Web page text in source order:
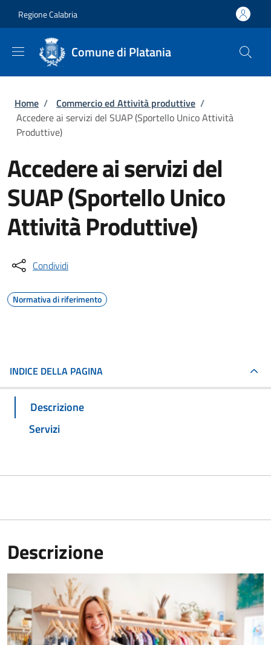
Regione Calabria
Comune di Platania
Briciole di pane
Home / Commercio ed Attività produttive /
Accedere ai servizi del SUAP (Sportello Unico Attività
Produttive)
Accedere ai servizi del
SUAP (Sportello Unico
Attività Produttive)
Condividi
Normativa di riferimento
INDICE DELLA PAGINA
Descrizione
Servizi
Descrizione